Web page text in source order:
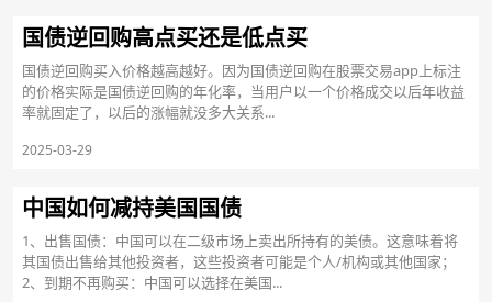
国债逆回购高点买还是低点买
国债逆回购买入价格越高越好。因为国债逆回购在股票交易app上标注
的价格实际是国债逆回购的年化率，当用户以一个价格成交以后年收益
率就固定了，以后的涨幅就没多大关系...
2025-03-29
中国如何减持美国国债
1、出售国债：中国可以在二级市场上卖出所持有的美债。这意味着将
其国债出售给其他投资者，这些投资者可能是个人/机构或其他国家；
2、到期不再购买：中国可以选择在美国...